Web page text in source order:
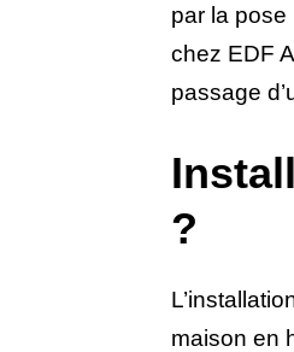
par la pose
chez EDF
passage
?
maison en